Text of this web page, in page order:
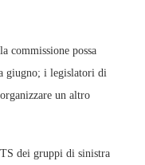
commissione possa
giugno; i legislatori di
un altro
dei gruppi di sinistra